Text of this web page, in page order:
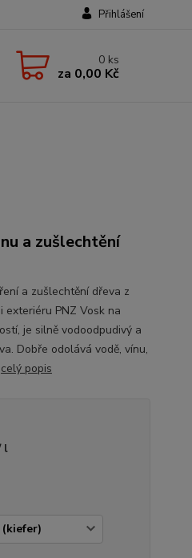
Přihlášení
0 ks
za 0,00 Kč
a zušlechtění
a zušlechtění dřeva z
exteriéru PNZ Vosk na
je silně vodoodpudivý a
Dobře odolává vodě, vínu,
celý popis
l